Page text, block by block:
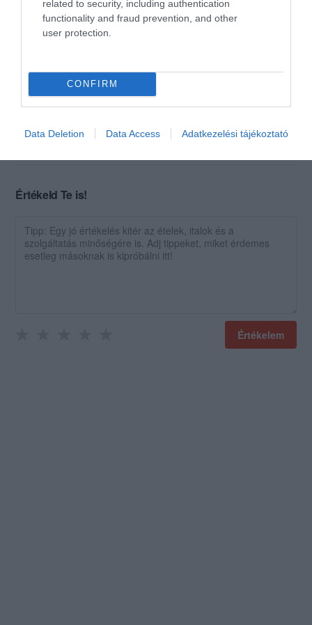
related to security, including authentication
functionality and fraud prevention, and other
user protection.
CONFIRM
Data Deletion Data Access Adatkezelési tájékoztató
Sári Jőzsefné
és figyelmes volt.
Értékeld Te is!
Értékelem